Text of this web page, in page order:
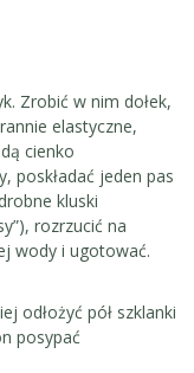
Zrobić w nim dołek,
elastyczne,
cienko
poskładać jeden pas
kluski
rozrzucić na
wody i ugotować.
odłożyć pół szklanki
posypać